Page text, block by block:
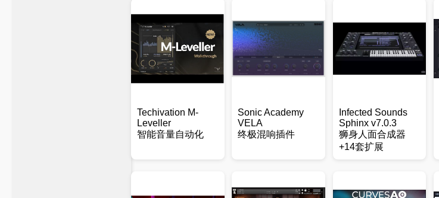
Techivation M-
Leveller
智能音量自动化
Sonic Academy
VELA
终极混响插件
Infected Sounds
Sphinx v7.0.3
狮身人面合成器
+14套扩展